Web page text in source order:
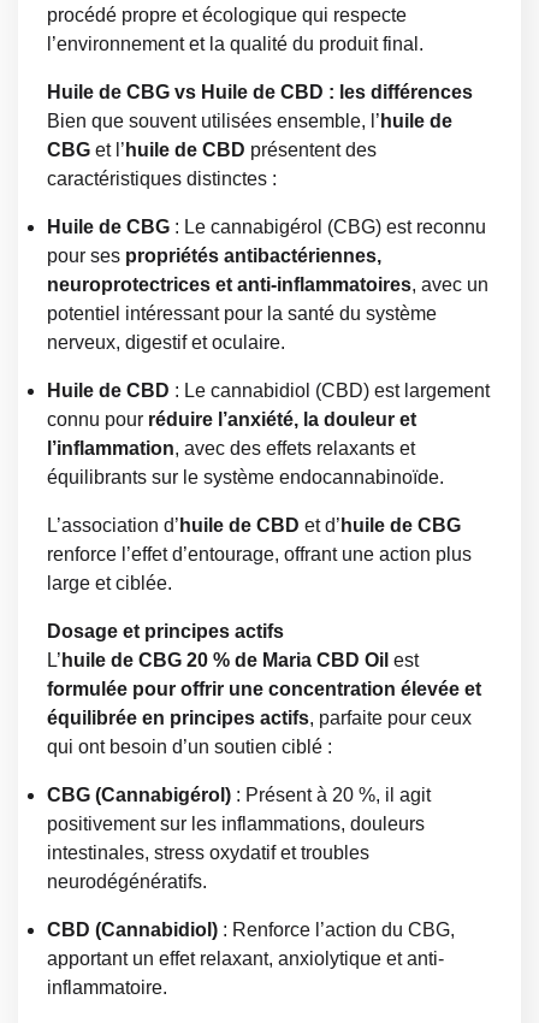
procédé propre et écologique qui respecte
l’environnement et la qualité du produit final.
Huile de CBG vs Huile de CBD : les différences
Bien que souvent utilisées ensemble, l’ huile de
CBG et l’ huile de CBD présentent des
caractéristiques distinctes :
Huile de CBG : Le cannabigérol (CBG) est reconnu
pour ses propriétés antibactériennes,
neuroprotectrices et anti-inflammatoires, avec un
potentiel intéressant pour la santé du système
nerveux, digestif et oculaire.
Huile de CBD : Le cannabidiol (CBD) est largement
connu pour réduire l’anxiété, la douleur et
l’inflammation, avec des effets relaxants et
équilibrants sur le système endocannabinoïde.
L’association d’ huile de CBD et d’ huile de CBG
renforce l’effet d’entourage, offrant une action plus
large et ciblée.
Dosage et principes actifs
L’ huile de CBG 20 % de Maria CBD Oil est
formulée pour offrir une concentration élevée et
équilibrée en principes actifs, parfaite pour ceux
qui ont besoin d’un soutien ciblé :
CBG (Cannabigérol) : Présent à 20 %, il agit
positivement sur les inflammations, douleurs
intestinales, stress oxydatif et troubles
neurodégénératifs.
CBD (Cannabidiol) : Renforce l’action du CBG,
apportant un effet relaxant, anxiolytique et anti-
inflammatoire.